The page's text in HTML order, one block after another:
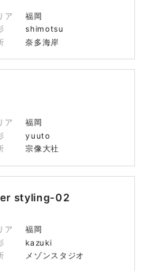
ア
福岡
shimotsu
奈多海岸
ア
福岡
yuuto
宗像大社
styling-02
ア
福岡
kazuki
メゾンスタジオ